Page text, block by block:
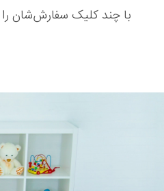
با چند کلیک سفارش‌شان